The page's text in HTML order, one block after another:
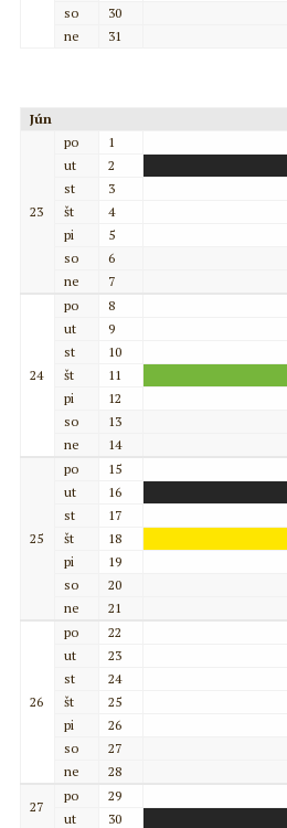
so
30
ne
31
Jún
23
po
1
ut
2
st
3
št
4
pi
5
so
6
ne
7
24
po
8
ut
9
st
10
št
11
pi
12
so
13
ne
14
25
po
15
ut
16
st
17
št
18
pi
19
so
20
ne
21
26
po
22
ut
23
st
24
št
25
pi
26
so
27
ne
28
27
po
29
ut
30